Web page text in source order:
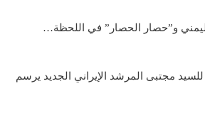
و”حصار الحصار” في اللحظة…
مجتبى المرشد الإيراني الجديد يرسم